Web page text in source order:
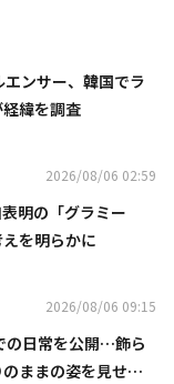
ンサー、韓国でラ
緯を調査
2026/08/06 02:59
明の「グラミー
を明らかに
2026/08/06 09:15
の日常を公開…飾ら
ままの姿を見せた